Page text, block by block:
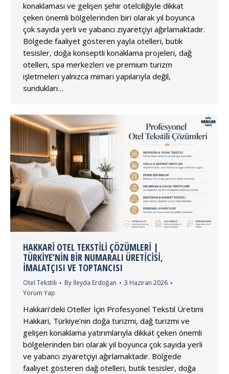
konaklaması ve gelişen şehir otelciliğiyle dikkat
çeken önemli bölgelerinden biri olarak yıl boyunca
çok sayıda yerli ve yabancı ziyaretçiyi ağırlamaktadır.
Bölgede faaliyet gösteren yayla otelleri, butik
tesisler, doğa konseptli konaklama projeleri, dağ
otelleri, spa merkezleri ve premium turizm
işletmeleri yalnızca mimari yapılarıyla değil,
sundukları…
HAKKARI OTEL TEKSTILI ÇÖZÜMLERI |
TÜRKIYE’NIN BIR NUMARALI ÜRETICISI,
İMALATÇISI VE TOPTANCISI
Otel Tekstili By İleyda Erdoğan
3 Haziran 2026
Yorum Yap
Hakkari’deki Oteller İçin Profesyonel Tekstil Üretimi
Hakkari, Türkiye’nin doğa turizmi, dağ turizmi ve
gelişen konaklama yatırımlarıyla dikkat çeken önemli
bölgelerinden biri olarak yıl boyunca çok sayıda yerli
ve yabancı ziyaretçiyi ağırlamaktadır. Bölgede
faaliyet gösteren dağ otelleri, butik tesisler, doğa